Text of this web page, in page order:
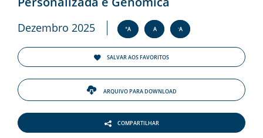
Dezembro 2025 +A A -A
SALVAR AOS FAVORITOS
ARQUIVO PARA DOWNLOAD
COMPARTILHAR